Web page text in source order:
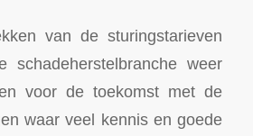
van de sturingstarieven
schadeherstelbranche weer
voor de toekomst met de
waar veel kennis en goede